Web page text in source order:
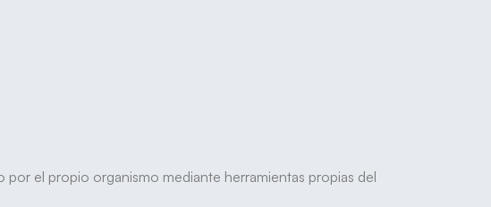
el propio organismo mediante herramientas propias del